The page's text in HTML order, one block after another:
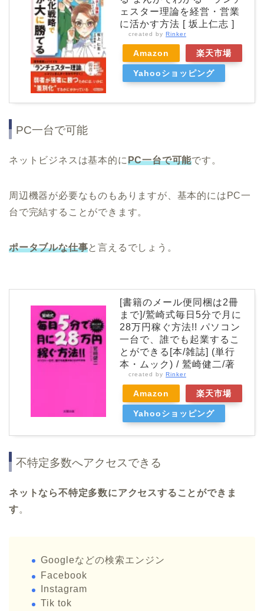
ェスター理論を経営・営業
に活かす方法 [ 坂上仁志 ]
created by Rinker
Amazon 楽天市場
Yahooショッピング
PC一台で可能
ネットビジネスは基本的にPC一台で可能です。
周辺機器が必要なものもありますが、基本的にはPC一
台で完結することができます。
ポータブルな仕事と言えるでしょう。
[書籍のメール便同梱は2冊
まで]/鷲崎式毎日5分で月に
28万円稼ぐ方法!! パソコン
一台で、誰でも起業するこ
とができる[本/雑誌] (単行
本・ムック) / 鷲崎健二/著
created by Rinker
Amazon 楽天市場
Yahooショッピング
不特定多数へアクセスできる
ネットなら不特定多数にアクセスすることができま
す。
Googleなどの検索エンジン
Facebook
Instagram
Tik tok